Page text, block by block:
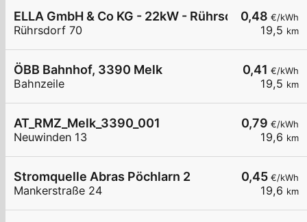
0,48 €/kWh
19,5 km
ELLA GmbH & Co KG - 22kW - Rührsdorf -
Rührsdorf 70
0,41 €/kWh
19,5 km
ÖBB Bahnhof, 3390 Melk
Bahnzeile
0,79 €/kWh
19,6 km
AT_RMZ_Melk_3390_001
Neuwinden 13
0,45 €/kWh
19,6 km
Stromquelle Abras Pöchlarn 2
Mankerstraße 24